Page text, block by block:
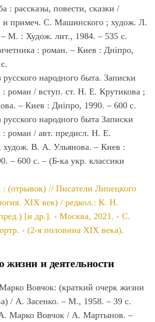
: рассказы, повести, сказки /
и примеч. С. Машинского ; худож. Л.
М. : Худож. лит., 1984. – 535 с.
: роман. – Киев : Днiпро,
русского народного быта. Записки
: роман / вступ. ст. Н. Е. Крутикова ;
– Киев : Днiпро, 1990. – 600 с.
русского народного быта Записки
: роман / авт. предисл. Н. Е.
худож. В. А. Ульянова. – Киев :
– 600 с. – (Б-ка укр. классики
: (отрывок) // Писатели Липецкого
XIX век) / редкол.: К. Н.
[и др.]. - Москва, 2021. - С.
- (2-я половина XIX века).
жизни и деятельности
Вовчок: (краткий очерк жизни
/ А. Засенко. – М., 1958. – 39 с.
Марко Вовчок / А. Мартынов. –